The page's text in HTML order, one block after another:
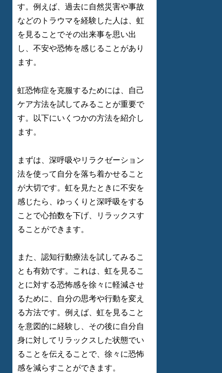
す。例えば、過去に自然災害や事故
などのトラウマを経験した人は、虹
を見ることでその出来事を思い出
し、不安や恐怖を感じることがあり
ます。
虹恐怖症を克服するためには、自己
ケア方法を試してみることが重要で
す。以下にいくつかの方法を紹介し
ます。
まずは、深呼吸やリラクゼーション
法を使って自分を落ち着かせること
が大切です。虹を見たときに不安を
感じたら、ゆっくりと深呼吸をする
ことで心拍数を下げ、リラックスす
ることができます。
また、認知行動療法を試してみるこ
とも有効です。これは、虹を見るこ
とに対する恐怖感を徐々に軽減させ
るために、自分の思考や行動を変え
る方法です。例えば、虹を見ること
を意図的に経験し、その後に自分自
身に対してリラックスした状態でい
ることを伝えることで、徐々に恐怖
感を減らすことができます。